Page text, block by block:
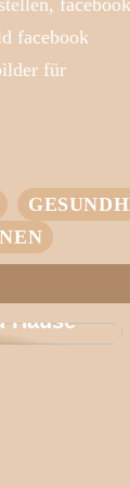
facebook
facebook
für
Hause